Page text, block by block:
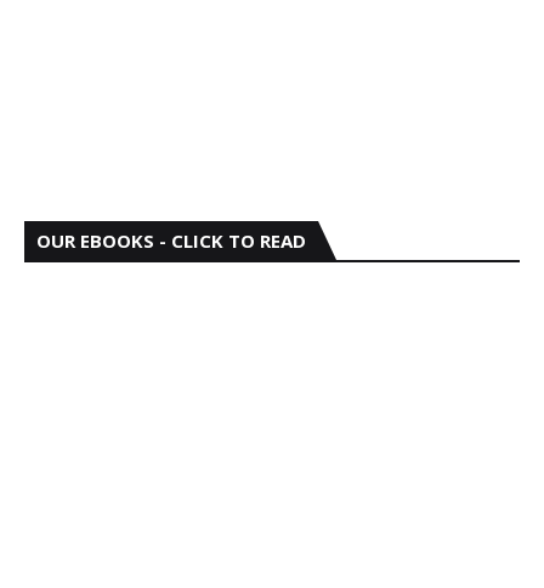
OUR EBOOKS - CLICK TO READ